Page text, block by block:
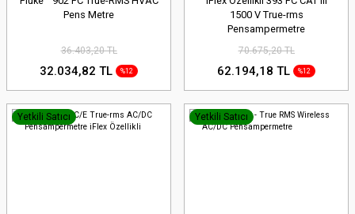
Pens Metre
36.403,20 TL
32.034,82 TL %12
1500 V True-rms
Pensampermetre
70.675,20 TL
62.194,18 TL %12
Yetkili Satıcı Yetkili Satıcı